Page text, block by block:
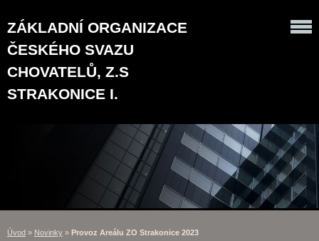
ZÁKLADNÍ ORGANIZACE
ČESKÉHO SVAZU
CHOVATELŮ, Z.S
STRAKONICE I.
Úvod » Novinky » Provoz Areálu ZO Strakonice 2023